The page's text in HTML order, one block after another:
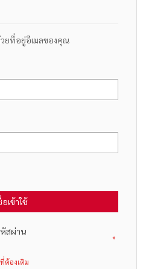
ยที่อยู่อีเมลของคุณ
เข้าใช้
สผ่าน